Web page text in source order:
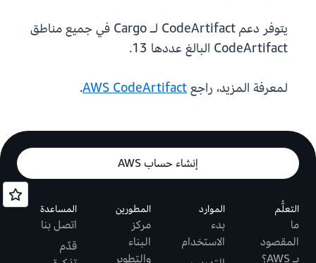
يتوفر دعم CodeArtifact لـ Cargo في جميع مناطق
CodeArtifact البالغ عددها 13.
لمعرفة المزيد، راجعAWS CodeArtifact
.
إنشاء حساب AWS
التعلُّم
ما
المقصود
بـ AWS؟
الموارد
بدء
الاستخدام
المطورين
مركز
البناء
والتطوير
المساعدة
اتصل بنا
قدّم